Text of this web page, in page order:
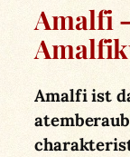
Amalfi
Amalfi ist